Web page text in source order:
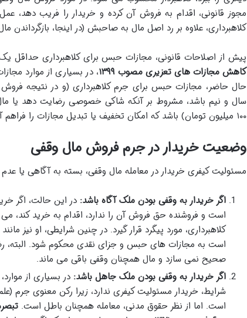
مجوز قانونی، اقدام به فروش آن کرده و خریدار را فریب دهد،
کلاهبرداری، علاوه بر رد اصل مال به صاحبش (در اینجا،
پیش از اصلاحات قانونی، مجازات حبس برای کلاهبرداری حداقل
کاهش مجازات های تعزیری مصوب ۱۳۹۹
، در بسیاری از موارد
سال و نیم باشد، مشروط بر آنکه شاکی خصوصی رضایت دهد یا
۱۰۰ میلیون تومان) باشد که امکان تخفیف یا تبدیل مجازات را فراهم آورد.
وضعیت خریدار در جرم فروش مال وقفی
مسئولیت کیفری خریدار در معامله مال وقفی، بسته به آگاهی یا
اگر خریدار به وقفی بودن ملک آگاه باشد: در این حالت، اگر
است و فروشنده حق فروش آن را ندارد، اقدام به خرید کند،
کلاهبرداری، مورد پیگرد قرار گیرد. در چنین شرایطی، او نیز
است به مجازات های حبس و جزای نقدی محکوم شود. البته،
صحیح نمی سازد و مال همچنان وقفی باقی می ماند.
اگر خریدار به وقفی بودن ملک جاهل باشد: در بسیاری از
شرایط، خریدار مسئولیت کیفری ندارد، زیرا رکن معنوی جرم
است. اما از نظر حقوق مدنی، معامله همچنان باطل است.